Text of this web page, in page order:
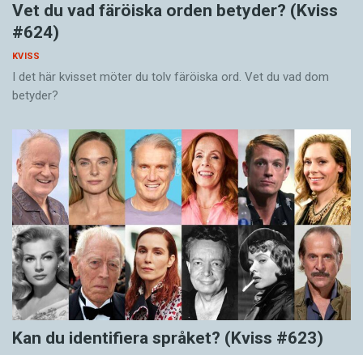
Vet du vad färöiska orden betyder? (Kviss
#624)
KVISS
I det här kvisset möter du tolv färöiska ord. Vet du vad dom
betyder?
Kan du identifiera språket? (Kviss #623)